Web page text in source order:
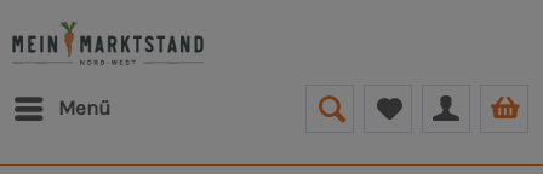
Menü